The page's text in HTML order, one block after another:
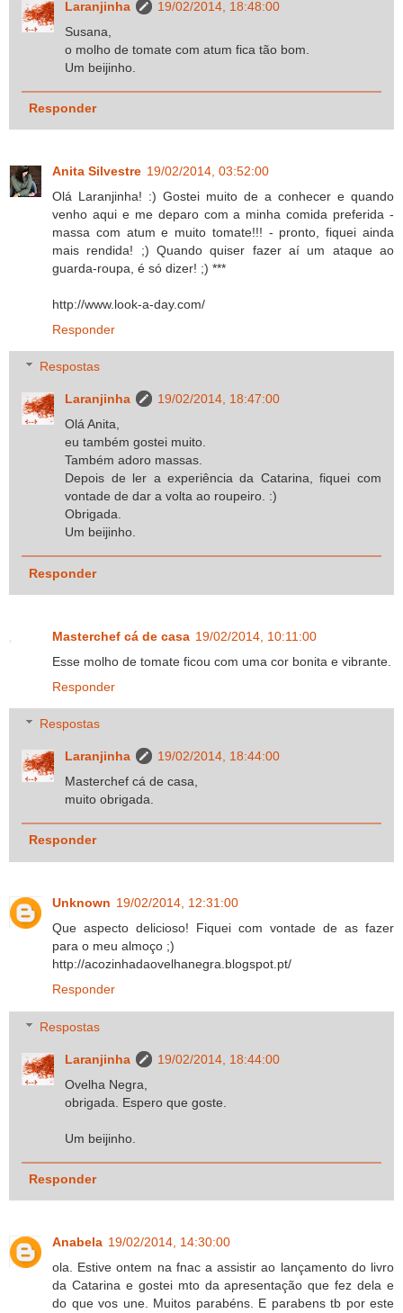
Laranjinha
19/02/2014, 18:48:00
Susana,
o molho de tomate com atum fica tão bom.
Um beijinho.
Responder
Anita Silvestre 19/02/2014, 03:52:00
Olá Laranjinha! :) Gostei muito de a conhecer e quando
venho aqui e me deparo com a minha comida preferida -
massa com atum e muito tomate!!! - pronto, fiquei ainda
mais rendida! ;) Quando quiser fazer aí um ataque ao
guarda-roupa, é só dizer! ;) ***
http://www.look-a-day.com/
Responder
Respostas
Laranjinha
19/02/2014, 18:47:00
Olá Anita,
eu também gostei muito.
Também adoro massas.
Depois de ler a experiência da Catarina, fiquei com
vontade de dar a volta ao roupeiro. :)
Obrigada.
Um beijinho.
Responder
Masterchef cá de casa 19/02/2014, 10:11:00
Esse molho de tomate ficou com uma cor bonita e vibrante.
Responder
Respostas
Laranjinha
19/02/2014, 18:44:00
Masterchef cá de casa,
muito obrigada.
Responder
Unknown 19/02/2014, 12:31:00
Que aspecto delicioso! Fiquei com vontade de as fazer
para o meu almoço ;)
http://acozinhadaovelhanegra.blogspot.pt/
Responder
Respostas
Laranjinha
19/02/2014, 18:44:00
Ovelha Negra,
obrigada. Espero que goste.
Um beijinho.
Responder
Anabela 19/02/2014, 14:30:00
ola. Estive ontem na fnac a assistir ao lançamento do livro
da Catarina e gostei mto da apresentação que fez dela e
do que vos une. Muitos parabéns. E parabens tb por este